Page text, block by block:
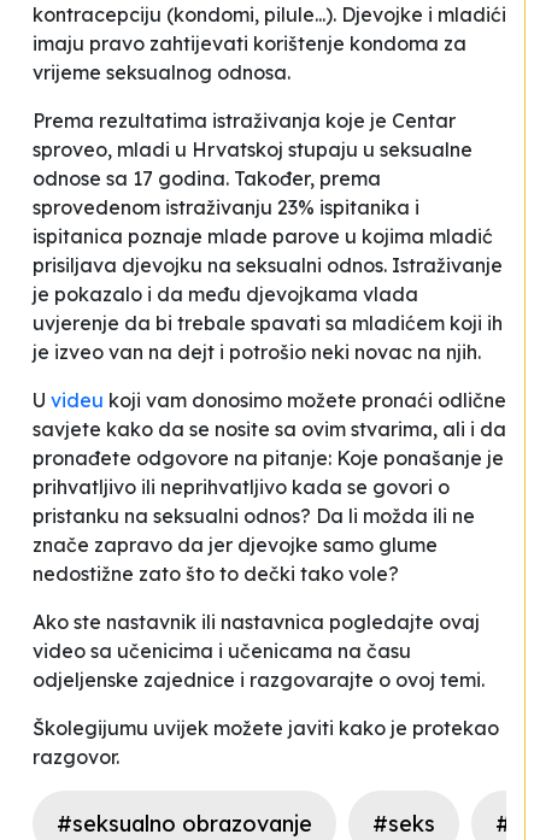
kontracepciju (kondomi, pilule...). Djevojke i mladići
imaju pravo zahtijevati korištenje kondoma za
vrijeme seksualnog odnosa.
Prema rezultatima istraživanja koje je Centar
sproveo, mladi u Hrvatskoj stupaju u seksualne
odnose sa 17 godina. Također, prema
sprovedenom istraživanju 23% ispitanika i
ispitanica poznaje mlade parove u kojima mladić
prisiljava djevojku na seksualni odnos. Istraživanje
je pokazalo i da među djevojkama vlada
uvjerenje da bi trebale spavati sa mladićem koji ih
je izveo van na dejt i potrošio neki novac na njih.
U videu koji vam donosimo možete pronaći odlične
savjete kako da se nosite sa ovim stvarima, ali i da
pronađete odgovore na pitanje: Koje ponašanje je
prihvatljivo ili neprihvatljivo kada se govori o
pristanku na seksualni odnos? Da li možda ili ne
znače zapravo da jer djevojke samo glume
nedostižne zato što to dečki tako vole?
Ako ste nastavnik ili nastavnica pogledajte ovaj
video sa učenicima i učenicama na času
odjeljenske zajednice i razgovarajte o ovoj temi.
Školegijumu uvijek možete javiti kako je protekao
razgovor.
#seksualno obrazovanje #seks